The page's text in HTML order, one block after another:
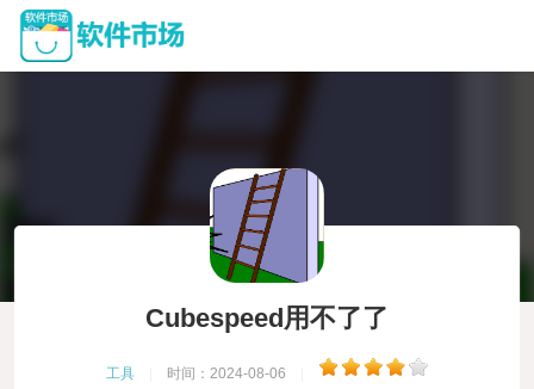
Cubespeed用不了了
工具 时间：2024-08-06